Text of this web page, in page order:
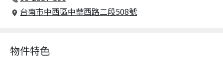
台南市中西區中華西路二段508號
物件特色